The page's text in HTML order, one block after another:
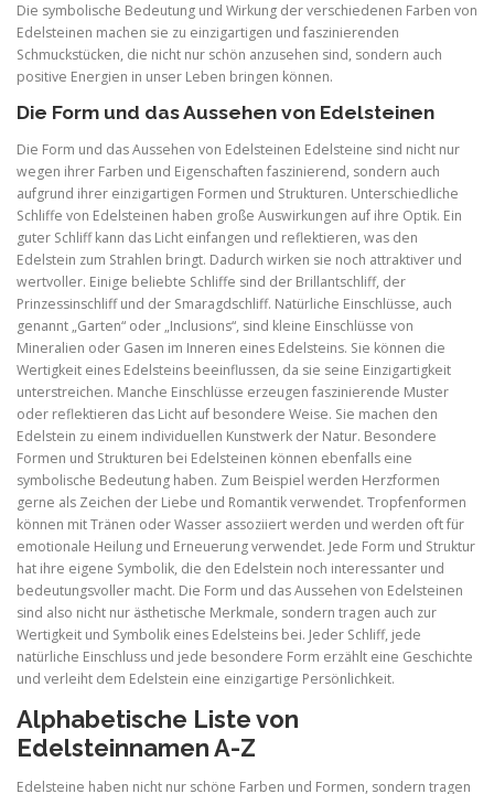
Die symbolische Bedeutung und Wirkung der verschiedenen Farben von
Edelsteinen machen sie zu einzigartigen und faszinierenden
Schmuckstücken, die nicht nur schön anzusehen sind, sondern auch
positive Energien in unser Leben bringen können.
Die Form und das Aussehen von Edelsteinen
Die Form und das Aussehen von Edelsteinen Edelsteine sind nicht nur
wegen ihrer Farben und Eigenschaften faszinierend, sondern auch
aufgrund ihrer einzigartigen Formen und Strukturen. Unterschiedliche
Schliffe von Edelsteinen haben große Auswirkungen auf ihre Optik. Ein
guter Schliff kann das Licht einfangen und reflektieren, was den
Edelstein zum Strahlen bringt. Dadurch wirken sie noch attraktiver und
wertvoller. Einige beliebte Schliffe sind der Brillantschliff, der
Prinzessinschliff und der Smaragdschliff. Natürliche Einschlüsse, auch
genannt „Garten“ oder „Inclusions“, sind kleine Einschlüsse von
Mineralien oder Gasen im Inneren eines Edelsteins. Sie können die
Wertigkeit eines Edelsteins beeinflussen, da sie seine Einzigartigkeit
unterstreichen. Manche Einschlüsse erzeugen faszinierende Muster
oder reflektieren das Licht auf besondere Weise. Sie machen den
Edelstein zu einem individuellen Kunstwerk der Natur. Besondere
Formen und Strukturen bei Edelsteinen können ebenfalls eine
symbolische Bedeutung haben. Zum Beispiel werden Herzformen
gerne als Zeichen der Liebe und Romantik verwendet. Tropfenformen
können mit Tränen oder Wasser assoziiert werden und werden oft für
emotionale Heilung und Erneuerung verwendet. Jede Form und Struktur
hat ihre eigene Symbolik, die den Edelstein noch interessanter und
bedeutungsvoller macht. Die Form und das Aussehen von Edelsteinen
sind also nicht nur ästhetische Merkmale, sondern tragen auch zur
Wertigkeit und Symbolik eines Edelsteins bei. Jeder Schliff, jede
natürliche Einschluss und jede besondere Form erzählt eine Geschichte
und verleiht dem Edelstein eine einzigartige Persönlichkeit.
Alphabetische Liste von
Edelsteinnamen A-Z
Edelsteine haben nicht nur schöne Farben und Formen, sondern tragen